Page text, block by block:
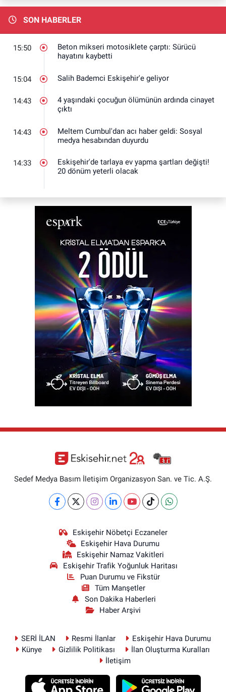
SON HABERLER
15:50
Beton mikseri motosiklete çarptı: Sürücü
hayatını kaybetti
15:04 Salih Bademci Eskişehir'e geliyor
14:43
4 yaşındaki çocuğun ölümünün ardında cinayet
çıktı
14:43
Meltem Cumbul'dan acı haber geldi: Sosyal
medya hesabından duyurdu
14:33
Eskişehir'de tarlaya ev yapma şartları değişti!
20 dönüm yeterli olacak
Sedef Medya Basım İletişim Organizasyon San. ve Tic. A.Ş.
Eskişehir Nöbetçi Eczaneler
Eskişehir Hava Durumu
Eskişehir Namaz Vakitleri
Eskişehir Trafik Yoğunluk Haritası
Puan Durumu ve Fikstür
Tüm Manşetler
Son Dakika Haberleri
Haber Arşivi
SERİ İLAN Resmi İlanlar
Eskişehir Hava Durumu
Künye
Gizlilik Politikası
İlan Oluşturma Kuralları
İletişim